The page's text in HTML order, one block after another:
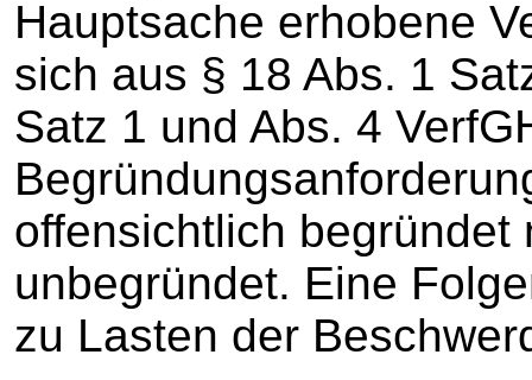
Hauptsache erhobene
sich aus § 18 Abs. 1
Satz 1 und Abs. 4
offensichtlich begründet
unbegründet. Eine
zu Lasten der